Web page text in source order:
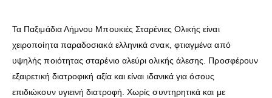
Τα Παξιμάδια Λήμνου Μπουκιές Σταρένιες Ολικής είναι
χειροποίητα παραδοσιακά ελληνικά σνακ, φτιαγμένα από
υψηλής ποιότητας σταρένιο αλεύρι ολικής άλεσης. Προσφέρουν
εξαιρετική διατροφική αξία και είναι ιδανικά για όσους
επιδιώκουν υγιεινή διατροφή. Χωρίς συντηρητικά και με